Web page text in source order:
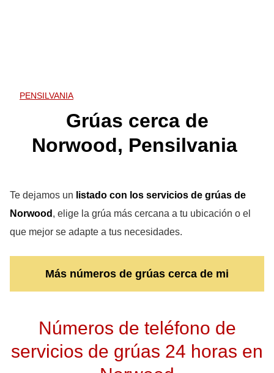
PENSILVANIA
Grúas cerca de
Norwood, Pensilvania
Te dejamos un listado con los servicios de grúas de
Norwood , elige la grúa más cercana a tu ubicación o el
que mejor se adapte a tus necesidades.
Más números de grúas cerca de mi
Números de teléfono de
servicios de grúas 24 horas en